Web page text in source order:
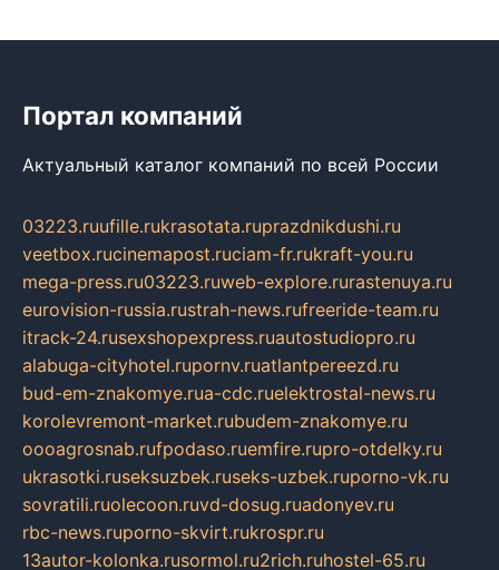
Портал компаний
Актуальный каталог компаний по всей России
03223.ruufille.rukrasotata.ruprazdnikdushi.ru
veetbox.rucinemapost.ruciam-fr.rukraft-you.ru
mega-press.ru03223.ruweb-explore.rurastenuya.ru
eurovision-russia.rustrah-news.rufreeride-team.ru
itrack-24.rusexshopexpress.ruautostudiopro.ru
alabuga-cityhotel.rupornv.ruatlantpereezd.ru
bud-em-znakomye.rua-cdc.ruelektrostal-news.ru
korolevremont-market.rubudem-znakomye.ru
oooagrosnab.rufpodaso.ruemfire.rupro-otdelky.ru
ukrasotki.ruseksuzbek.ruseks-uzbek.ruporno-vk.ru
sovratili.ruolecoon.ruvd-dosug.ruadonyev.ru
rbc-news.ruporno-skvirt.rukrospr.ru
13autor-kolonka.rusormol.ru2rich.ruhostel-65.ru